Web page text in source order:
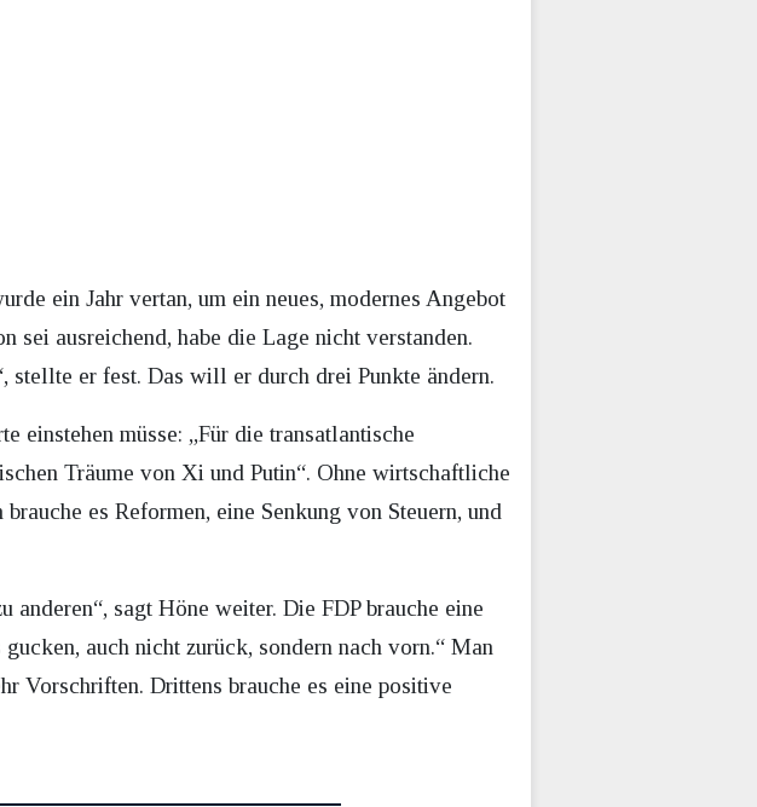
ein Jahr vertan, um ein neues, modernes Angebot
sei ausreichend, habe die Lage nicht verstanden.
stellte er fest. Das will er durch drei Punkte ändern.
einstehen müsse: „Für die transatlantische
Träume von Xi und Putin“. Ohne wirtschaftliche
es Reformen, eine Senkung von Steuern, und
sagt Höne weiter. Die FDP brauche eine
auch nicht zurück, sondern nach vorn.“ Man
Vorschriften. Drittens brauche es eine positive